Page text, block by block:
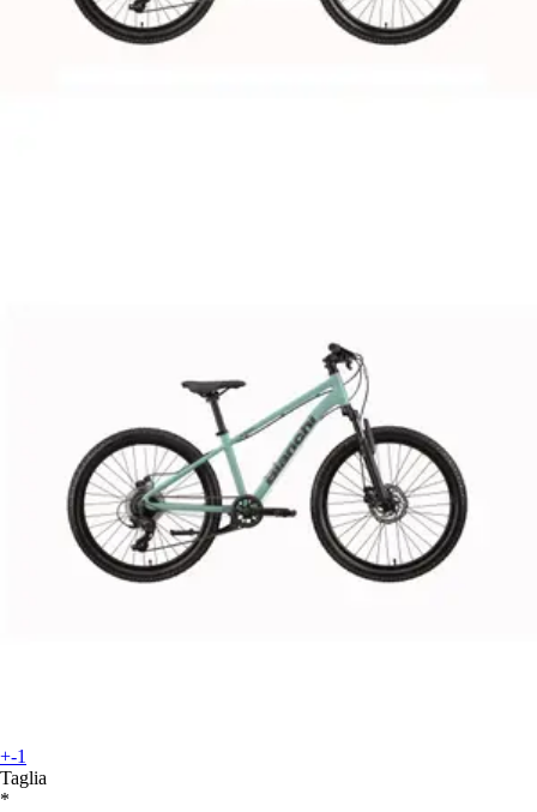
+-1
Taglia
*